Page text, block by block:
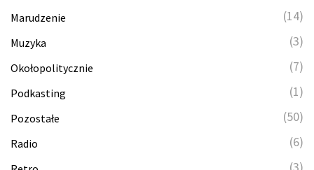
Marudzenie (14)
Muzyka (3)
Okołopolitycznie (7)
Podkasting (1)
Pozostałe (50)
Radio (6)
(3)